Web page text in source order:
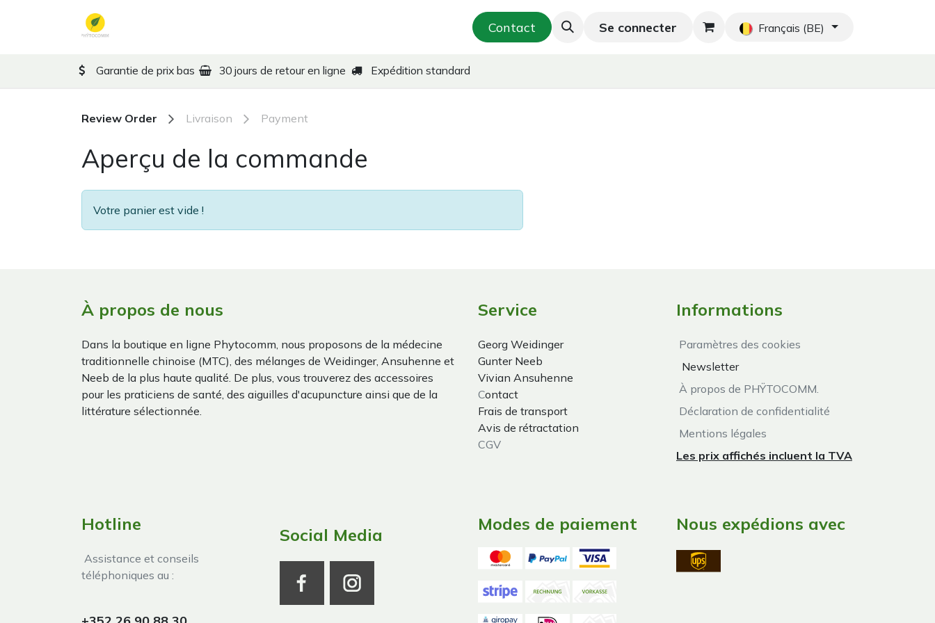
Cosmétique & Soins de la peau Thés orientaux Nouveau Blog
Contact Se connecter Français (BE)
Garantie de prix bas 30 jours de retour en ligne Expédition standard
Review Order Livraison Payment
Aperçu de la commande
Votre panier est vide !
À propos de nous
Dans la boutique en ligne Phytocomm, nous proposons de la médecine
traditionnelle chinoise (MTC), des mélanges de Weidinger, Ansuhenne et
Neeb de la plus haute qualité. De plus, vous trouverez des accessoires
pour les praticiens de santé, des aiguilles d'acupuncture ainsi que de la
littérature sélectionnée.
Service
Georg Weidinger
Gunter Neeb
Vivian Ansuhenne
Contact
Frais de transport
Avis de rétractation
CGV
Informations
Paramètres des cookies
Newsletter
À propos de PHŸTOCOMM.
Déclaration de confidentialité
Mentions légales
Les prix affichés incluent la TVA
Hotline
Assistance et conseils
téléphoniques au :
Social Media
Modes de paiement Nous expédions avec